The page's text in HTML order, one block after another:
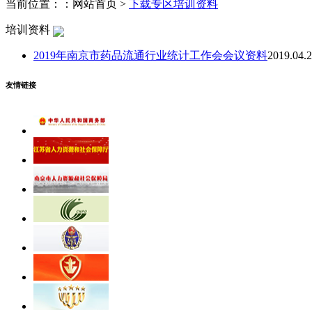
当前位置：：网站首页 > 下载专区培训资料
培训资料
2019年南京市药品流通行业统计工作会会议资料
友情链接